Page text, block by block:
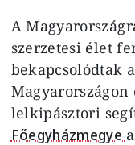
A
szerzetesi élet
bekapcsolódtak
lelkipásztori
Főegyházmegye